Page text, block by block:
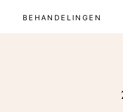
BEHANDELINGEN